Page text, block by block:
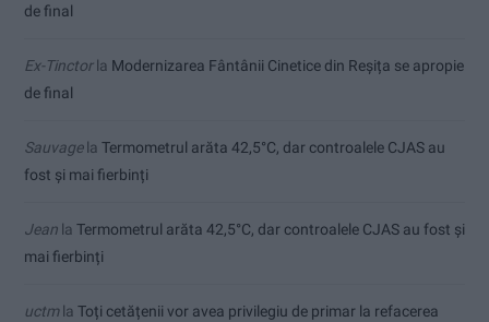
de final
Ex-Tinctorla Modernizarea Fântânii Cinetice din Reșița se apropie
de final
Sauvagela Termometrul arăta 42,5°C, dar controalele CJAS au
fost și mai fierbinți
Jean la Termometrul arăta 42,5°C, dar controalele CJAS au fost și
mai fierbinți
uctmla Toți cetățenii vor avea privilegiu de primar la refacerea